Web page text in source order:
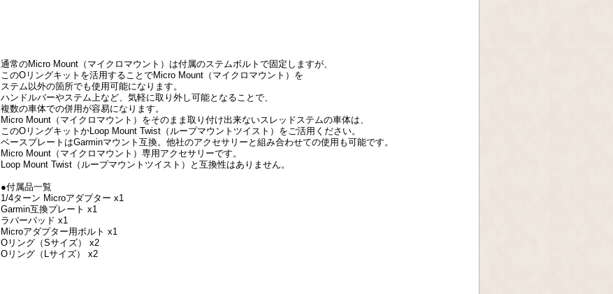
通常のMicro Mount（マイクロマウント）は付属のステムボルトで固定しますが、
このOリングキットを活用することでMicro Mount（マイクロマウント）を
ステム以外の箇所でも使用可能になります。
ハンドルバーやステム上など、気軽に取り外し可能となることで、
複数の車体での併用が容易になります。
Micro Mount（マイクロマウント）をそのまま取り付け出来ないスレッドステムの車体は、
このOリングキットかLoop Mount Twist（ループマウントツイスト）をご活用ください。
ベースプレートはGarminマウント互換。他社のアクセサリーと組み合わせての使用も可能です。
Micro Mount（マイクロマウント）専用アクセサリーです。
Loop Mount Twist（ループマウントツイスト）と互換性はありません。
●付属品一覧
1/4ターン Microアダプター x1
Garmin互換プレート x1
ラバーパッド x1
Microアダプター用ボルト x1
Oリング（Sサイズ） x2
Oリング（Lサイズ） x2